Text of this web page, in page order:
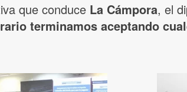
que conduce La Cámpora, el
terminamos aceptando